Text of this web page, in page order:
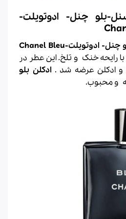
بلو چنل- ادوتویلت-
عطر ادکلن بلو شنل-بلو چنل- ادوتویلت-Chanel Bleu
رایحه خنک و تلخ. این عطر در
وادکلن عرضه شد . ادکلن بلو
و محبوب.